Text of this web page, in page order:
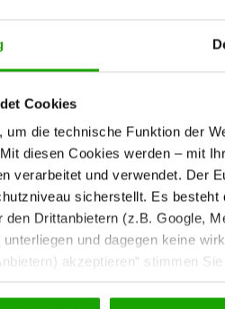
Cookies
um die technische Funktion der
diesen Cookies werden – mit
verarbeitet und verwendet. Der
sicherstellt. Es
den Drittanbietern (z.B. Google,
und dagegen keine
akzeptieren“ stimmen